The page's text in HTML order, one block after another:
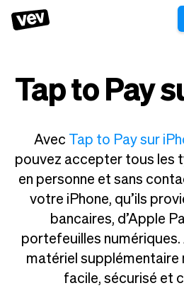
Software de gestión
Software de entregas
Sistema POS
Software servicios de
campo
CRM para PYMES
Historias
Blogs
Novedades
Impuestos
Checkout
Insertar Widget
Tap to Pay
Avec Tap to Pay sur
pouvez accepter tous les
en personne et sans
votre iPhone, qu’ils
bancaires, d’Apple
portefeuilles
matériel supplémentaire
facile, sécurisé et